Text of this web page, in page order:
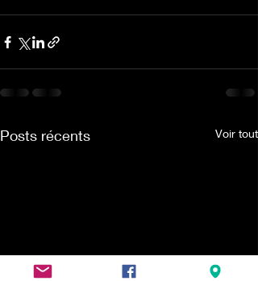
Posts récents Voir tout